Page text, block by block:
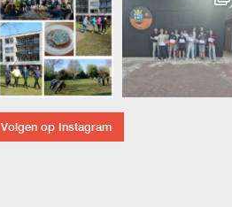
Volgen op Instagram